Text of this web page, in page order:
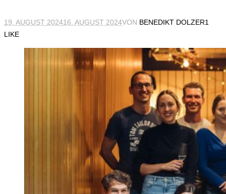
19. AUGUST 202416. AUGUST 2024VON BENEDIKT DOLZER1
LIKE